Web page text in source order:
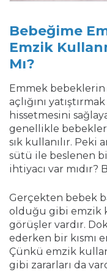
Bebeğime
Emzik
Mı?
Emmek bebeklerin
açlığını
hissetmesini
genellikle
sık kullanılır. Peki
sütü ile beslenen
ihtiyacı var mıdır?
Gerçekten bebek
olduğu gibi emzik
görüşler vardır.
ederken bir kısmı
Çünkü emzik
gibi zararları da